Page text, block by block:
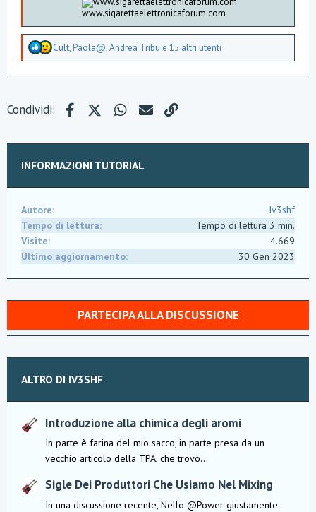
www.sigarettaelettronicaforum.com
A
r
z
e
n
t
Cult, Paola@,Andrea Tribu e 15 altri utenti
Condividi: FacebookX (Twitter)WhatsApp
e-mail
INFORMAZIONI TUTORIAL
Autore
Iv3shf
Tempo di lettura
Tempo di lettura 3 min.
Visite
4.669
Ultimo aggiornamento
30 Gen 2023
PARTECIPA ALLA DISCUSSIONE
ALTRO DI IV3SHF
Introduzione alla chimica degli aromi
In parte è farina del mio sacco, in parte presa da un
vecchio articolo della TPA, che trovo...
Sigle Dei Produttori Che Usiamo Nel Mixing
In una discussione recente, Nello @Power giustamente